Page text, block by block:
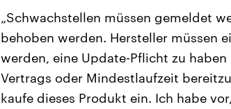
„Schwachstellen müssen gemeldet
behoben werden. Hersteller müssen
werden, eine Update-Pflicht zu
Vertrags oder Mindestlaufzeit
kaufe dieses Produkt ein. Ich habe